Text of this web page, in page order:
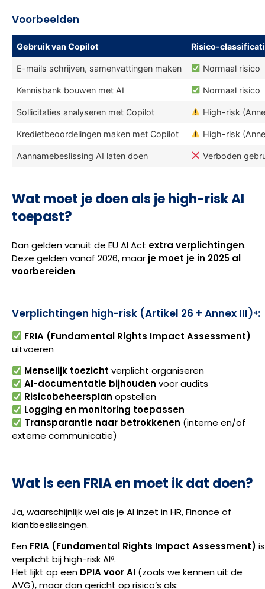
Voorbeelden
Gebruik van Copilot Risico-
E-mails schrijven, samenvattingen maken Normaal risico
Kennisbank bouwen met AI Normaal risico
Sollicitaties analyseren met Copilot High-risk
Kredietbeoordelingen maken met Copilot High-risk
Aannamebeslissing AI laten doen Verboden
Wat moet je doen als je high-risk AI
toepast?
Dan gelden vanuit de EU AI Act extra verplichtingen.
Deze gelden vanaf 2026, maar je moet je in 2025 al
voorbereiden.
Verplichtingen high-risk (Artikel 26 + Annex III)⁴:
FRIA (Fundamental Rights Impact Assessment)
uitvoeren
Menselijk toezicht verplicht organiseren
AI-documentatie bijhouden voor audits
Risicobeheersplan opstellen
Logging en monitoring toepassen
Transparantie naar betrokkenen (interne en/of
externe communicatie)
Wat is een FRIA en moet ik dat doen?
Ja, waarschijnlijk wel als je AI inzet in HR, Finance of
klantbeslissingen.
Een FRIA (Fundamental Rights Impact Assessment) is
verplicht bij high-risk AI⁶.
Het lijkt op een DPIA voor AI (zoals we kennen uit de
AVG), maar dan gericht op risico’s als: